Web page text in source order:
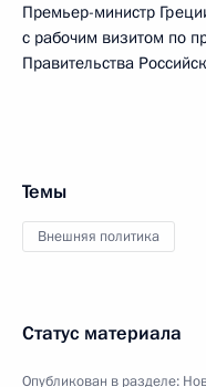
Премьер-министр
с рабочим визитом по
Правительства
Темы
Внешняя политика
Статус материала
Опубликован в разделе: